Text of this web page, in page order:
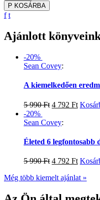
P KOSÁRBA
f t
Ajánlott
-20%
Sean Covey:
A kiemelkedően
5 990Ft 4 792 Ft
-20%
Sean Covey:
Életed 6 legfontosabb
5 990Ft 4 792 Ft
Még több kiemelt ajánlat »